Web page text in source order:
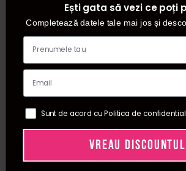
Ești gata să vezi ce poți
Completează datele tale mai jos și
Sunt de acord cu Politica de
VREAU DISCOUNTUL